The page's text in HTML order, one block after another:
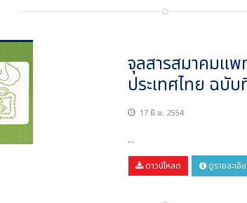
จุลสารสมาคมแพ
ประเทศไทย ฉบั
17 มิ.ย. 2554
...
ดาวน์โหลด ดูรายละเอี